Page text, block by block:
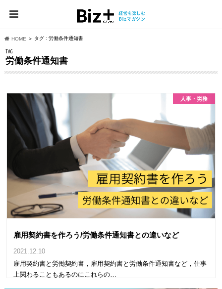
HOME タグ : 労働条件通知書
TAG
労働条件通知書
⼈事・労務
雇用契約書を作ろう/労働条件通知書との違いなど
2021.12.10
雇用契約書と労働契約書，雇用契約書と労働条件通知書など，仕事
上関わることもあるのにこれらの…